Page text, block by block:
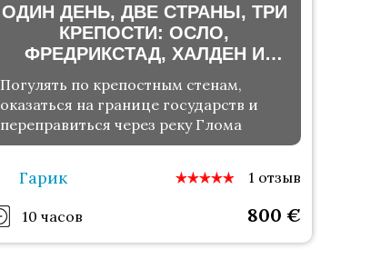
ОДИН ДЕНЬ, ДВЕ СТРАНЫ, ТРИ
КРЕПОСТИ: ОСЛО,
ФРЕДРИКСТАД, ХАЛДЕН И
Погулять по крепостным стенам,
оказаться на границе государств и
переправиться через реку Глома
Гарик 1 отзыв
10 часов 800 €